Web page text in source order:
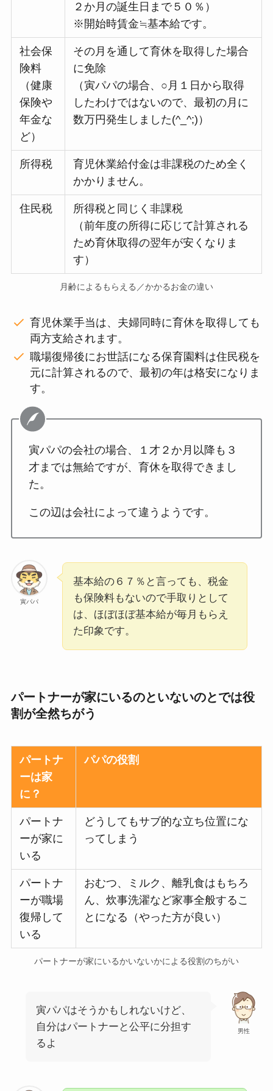
２か月の誕生日まで５０％）
※開始時賃金≒基本給です。
社会保
険料
（健康
保険や
年金な
ど）
その月を通して育休を取得した場合
に免除
（寅パパの場合、○月１日から取得
したわけではないので、最初の月に
数万円発生しました(^_^;)）
所得税
育児休業給付金は非課税のため全く
かかりません。
住民税
所得税と同じく非課税
（前年度の所得に応じて計算される
ため育休取得の翌年が安くなりま
す）
月齢によるもらえる／かかるお金の違い
育児休業手当は、夫婦同時に育休を取得しても
両方支給されます。
職場復帰後にお世話になる保育園料は住民税を
元に計算されるので、最初の年は格安になりま
す。
寅パパの会社の場合、１才２か月以降も３
才までは無給ですが、育休を取得できまし
た。
この辺は会社によって違うようです。
寅パパ
基本給の６７％と言っても、税金
も保険料もないので手取りとして
は、ほぼほぼ基本給が毎月もらえ
た印象です。
パートナーが家にいるのといないのとでは役
割が全然ちがう
パートナ
ーは家
に？
パパの役割
パートナ
ーが家に
いる
どうしてもサブ的な立ち位置にな
ってしまう
パートナ
ーが職場
復帰して
いる
おむつ、ミルク、離乳食はもちろ
ん、炊事洗濯など家事全般するこ
とになる（やった方が良い）
パートナーが家にいるかいないかによる役割のちがい
男性
寅パパはそうかもしれないけど、
自分はパートナーと公平に分担す
るよ